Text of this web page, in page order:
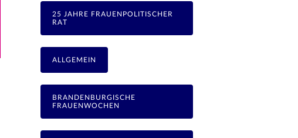
25 JAHRE FRAUENPOLITISCHER
RAT
ALLGEMEIN
BRANDENBURGISCHE
FRAUENWOCHEN